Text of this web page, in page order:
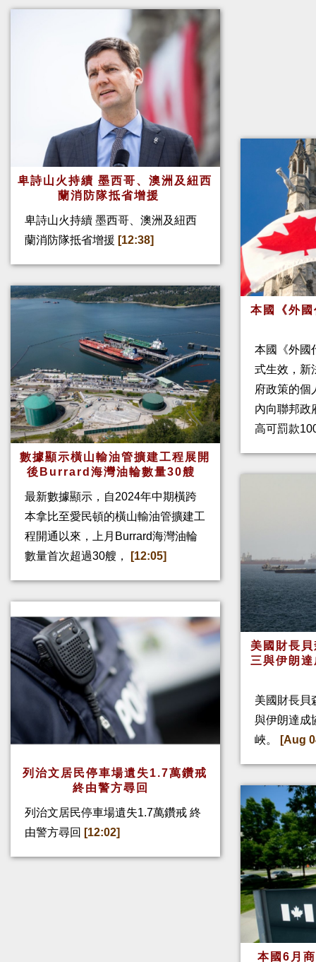
卑詩山火持續 墨西哥、澳洲及紐西
蘭消防隊抵省增援
卑詩山火持續 墨西哥、澳洲及紐西
蘭消防隊抵省增援 [12:38]
數據顯示橫山輸油管擴建工程展開
後Burrard海灣油輪數量30艘
最新數據顯示，自2024年中期橫跨
本拿比至愛民頓的橫山輸油管擴建工
程開通以來，上月Burrard海灣油輪
數量首次超過30艘，
[12:05]
列治文居民停車場遺失1.7萬鑽戒
終由警方尋回
列治文居民停車場遺失1.7萬鑽戒 終
由警方尋回 [12:02]
本國《外
本國《外國
式生效，新
府政策的個
內向聯邦政
高可罰款
美國財長
三與伊朗
美國財長貝
與伊朗達成
峽。
[Aug
本國6月